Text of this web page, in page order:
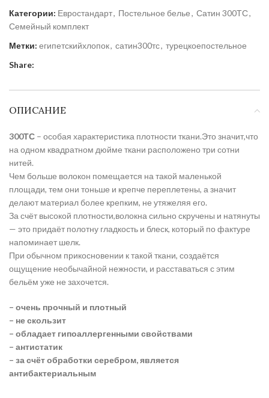
Категории: Евростандарт, Постельное белье, Сатин 300ТС,
Семейный комплект
Метки: египетскийхлопок, сатин300тс, турецкоепостельное
Share:
ОПИСАНИЕ
300ТС – особая характеристика плотности ткани.Это значит,что
на одном квадратном дюйме ткани расположено три сотни
нитей.
Чем больше волокон помещается на такой маленькой
площади, тем они тоньше и крепче переплетены, а значит
делают материал более крепким, не утяжеляя его.
За счёт высокой плотности,волокна сильно скручены и натянуты
— это придаёт полотну гладкость и блеск, который по фактуре
напоминает шелк.
При обычном прикосновении к такой ткани, создаётся
ощущение необычайной нежности, и расставаться с этим
бельём уже не захочется.
– очень прочный и плотный
– не скользит
– обладает гипоаллергенными свойствами
– антистатик
– за счёт обработки серебром, является
антибактериальным